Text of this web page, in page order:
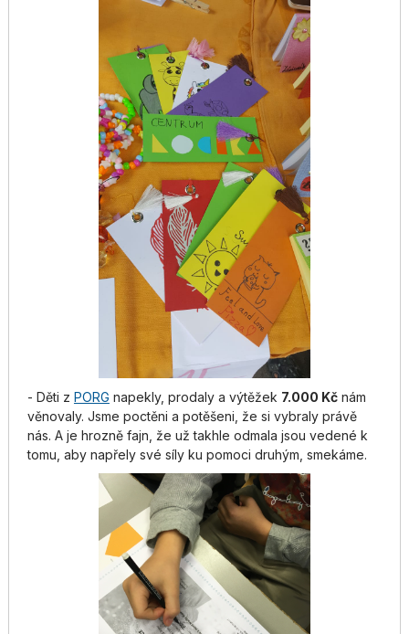
- Děti z PORG napekly, prodaly a výtěžek 7.000 Kčnám
věnovaly. Jsme poctěni a potěšeni, že si vybraly právě
nás. A je hrozně fajn, že už takhle odmala jsou vedené k
tomu, aby napřely své síly ku pomoci druhým, smekáme.